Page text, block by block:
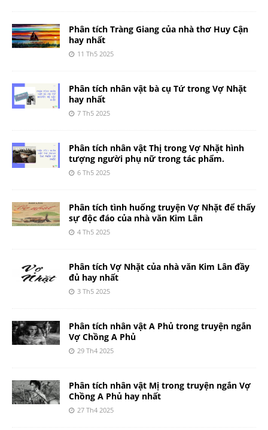
Phân tích Tràng Giang của nhà thơ Huy Cận
hay nhất
11 Th5 2025
Phân tích nhân vật bà cụ Tứ trong Vợ Nhặt
hay nhất
7 Th5 2025
Phân tích nhân vật Thị trong Vợ Nhặt hình
tượng người phụ nữ trong tác phẩm.
6 Th5 2025
Phân tích tình huống truyện Vợ Nhặt để thấy
sự độc đáo của nhà văn Kim Lân
4 Th5 2025
Phân tích Vợ Nhặt của nhà văn Kim Lân đầy
đủ hay nhất
3 Th5 2025
Phân tích nhân vật A Phủ trong truyện ngắn
Vợ Chồng A Phủ
29 Th4 2025
Phân tích nhân vật Mị trong truyện ngắn Vợ
Chồng A Phủ hay nhất
27 Th4 2025